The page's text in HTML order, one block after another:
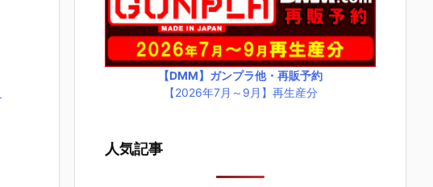
【DMM】ガンプラ他・再販予約
【2026年7月～9月】再生産分
人気記事